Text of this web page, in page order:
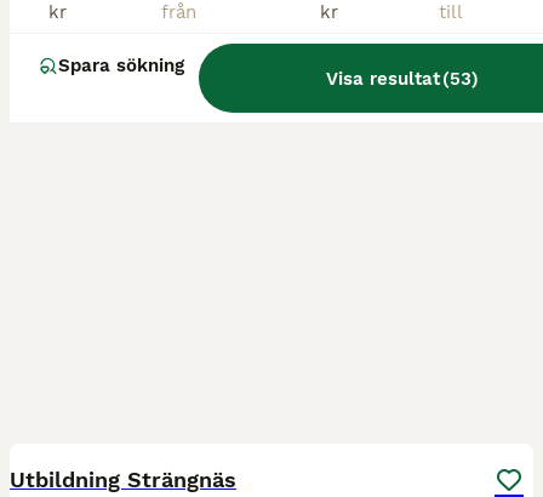
kr
kr
Spara sökning
Visa resultat(53)
Utbildning Strängnäs